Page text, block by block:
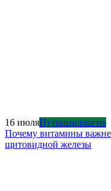
16 июляНутрициология
Почему витамины
щитовидной железы